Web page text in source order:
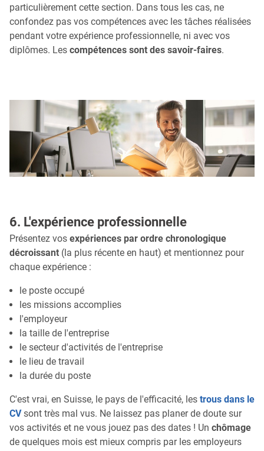
particulièrement cette section. Dans tous les cas, ne
confondez pas vos compétences avec les tâches réalisées
pendant votre expérience professionnelle, ni avec vos
diplômes. Les compétences sont des savoir-faires.
6. L'expérience professionnelle
Présentez vos expériences par ordre chronologique
décroissant (la plus récente en haut) et mentionnez pour
chaque expérience :
le poste occupé
les missions accomplies
l'employeur
la taille de l'entreprise
le secteur d'activités de l'entreprise
le lieu de travail
la durée du poste
C'est vrai, en Suisse, le pays de l'efficacité, les trous dans le
CVsont très mal vus. Ne laissez pas planer de doute sur
vos activités et ne vous jouez pas des dates ! Un chômage
de quelques mois est mieux compris par les employeurs